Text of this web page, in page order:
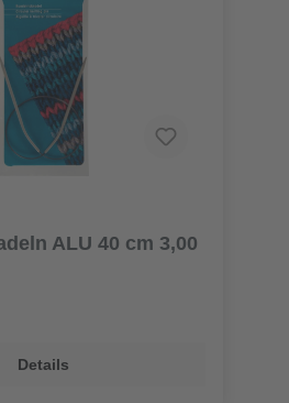
ALU 40 cm 3,00
Details